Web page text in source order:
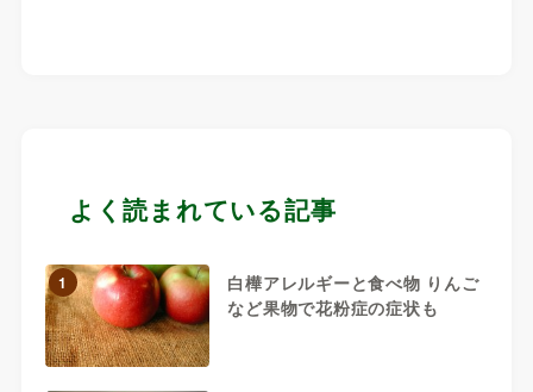
よく読まれている記事
1
白樺アレルギーと食べ物 りんご
など果物で花粉症の症状も